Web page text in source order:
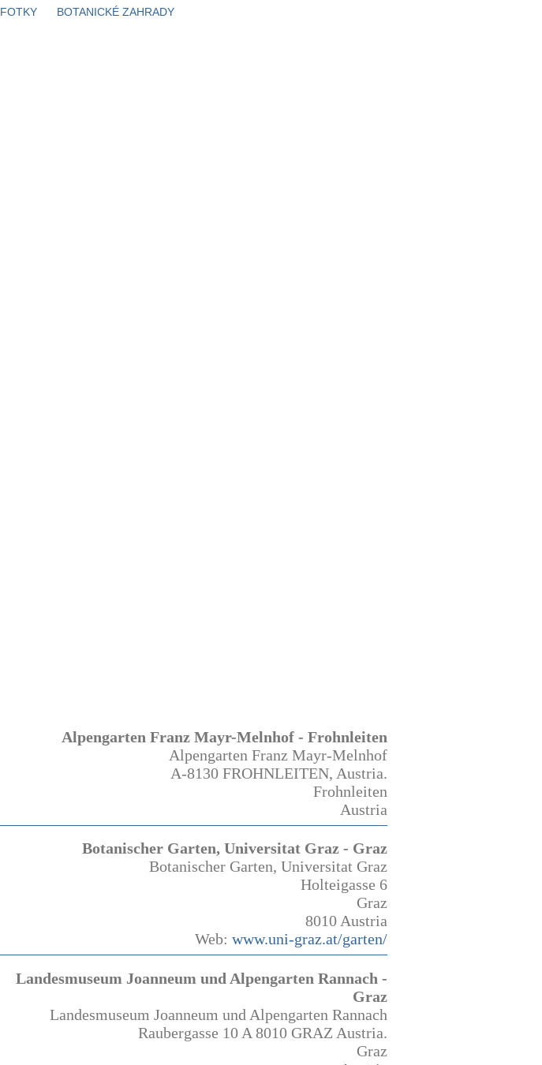
Alpengarten Franz Mayr-Melnhof - Frohnleiten
Alpengarten Franz Mayr-Melnhof
A-8130 FROHNLEITEN, Austria.
Frohnleiten
Austria
Botanischer Garten, Universitat Graz - Graz
Botanischer Garten, Universitat Graz
Holteigasse 6
Graz
8010 Austria
Web: www.uni-graz.at/garten/
Landesmuseum Joanneum und Alpengarten Rannach -
Graz
Landesmuseum Joanneum und Alpengarten Rannach
Raubergasse 10 A 8010 GRAZ Austria.
Graz
FOTKY BOTANICKÉ ZAHRADY